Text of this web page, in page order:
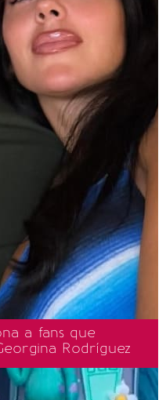
a fans que
Rodríguez